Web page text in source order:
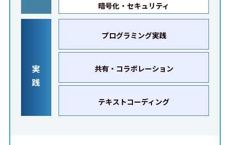
暗号化・セキュリティ
実
践
プログラミング実践
共有・コラボレーション
テキストコーディング